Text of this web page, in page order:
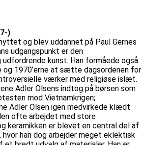
)
og blev uddannet på Paul Gernes
udgangspunkt er den
kunst. Han formåede også
og 1970’erne at sætte dagsordenen for
værker med religiøse islæt.
Adler Olsens indtog på børsen som
mod Vietnamkrigen;
Adler Olsen igen medvirkede klædt
ofte arbejdet med store
keramikken er blevet en central del af
hvor han dog arbejder meget eklektisk